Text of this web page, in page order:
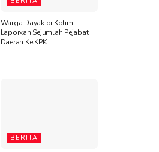
Warga Dayak di Kotim
Laporkan Sejumlah Pejabat
Daerah Ke KPK
BERITA